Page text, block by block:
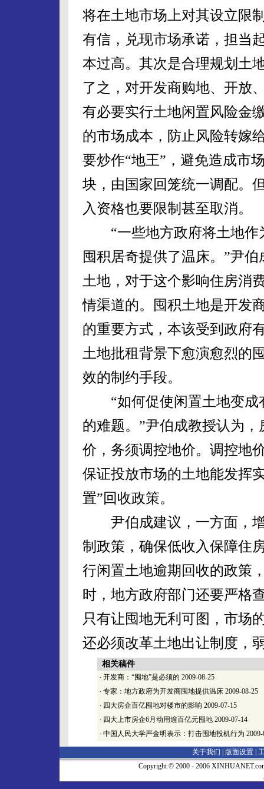
将在土地市场上对其设立限
有信，兑现市场承诺，担当
本过高。其次是合理规划土
了之，对开发商购地、开放
有必要实行土地闲置风险金
的市场成本，防止风险转嫁
要炒作“地王”，避免造成市
块，由国家回笼统一调配。
入资格也要限制甚至取消。
“一些地方政府将土地作
囤积居奇提供了温床。”尹
土地，对于这个影响住房消
情渠道的。囤积土地是开发
的重要方式，本该受到政府
土地批租背景下愈演愈烈的
效的制约手段。
“如何促使闲置土地变成
的难题。”尹伯成教授认为
价，务须调控地价。调控地
保证投放市场的土地能发挥
置”回收政策。
尹伯成建议，一方面，增
制政策，确保低收入保障住
行闲置土地逾期回收的政策
时，地方政府部门还要严格
只有让囤地无利可图，市场
还必须改革土地出让制度，
相关稿件
· 开发商：“囤地”是必须的 2009-08-25
· 专家：地方政府为开发商囤地提供温床 2009-08-25
· 四大房企百亿囤地对楼市的影响 2009-07-15
· 四大上市房企6月动用逾百亿元囤地 2009-07-14
· 中国人民大学严金明表示：打击囤地投机行为
关于我们 | 版面设置
Copyright © 2000 - 2006